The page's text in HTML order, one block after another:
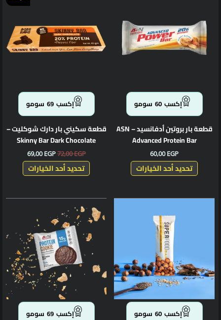
إكسب 60 سومو
قطعة بار بروتين أدفانسيد – ASN
Advanced Protein Bar
60,00EGP
تحديد أحد الخيارات
الأشكال
المختلفة
لهذا
الخيارات
صفحة
المنتج
إكسب 69 سومو
قطعة سكيني بار دارك شوكليت –
Skinny Bar Dark Chocolate
72,00EGP
69,00EGP
هو:
تحديد أحد الخيارات
العديد
لهذا
صفحة
المنتج
إكسب 60 سومو
لهذا
المنتج.
يمكن
اختيار
الخيارات
إكسب 69 سومو
لهذا
المنتج.
يمكن
اختيار